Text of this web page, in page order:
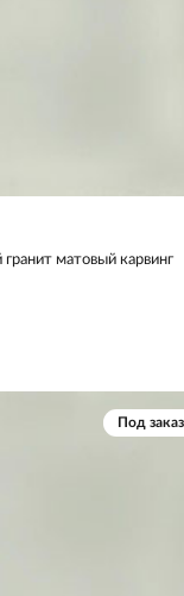
матовый карвинг
Под заказ